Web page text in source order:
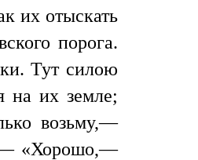
их отыскать
порога.
Тут силою
на их земле;
возьму,—
«Хорошо,—